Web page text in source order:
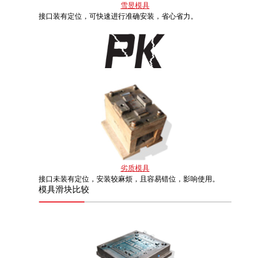
雪昱模具
接口装有定位，可快速进行准确安装，省心省力。
劣质模具
接口未装有定位，安装较麻烦，且容易错位，影响使用。
模具滑块比较